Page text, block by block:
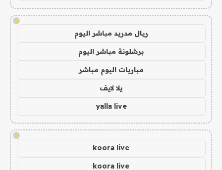
!
ريال مدريد مباشر اليوم
برشلونة مباشر اليوم
مباريات اليوم مباشر
يلا لايف
yalla live
!
koora live
koora live